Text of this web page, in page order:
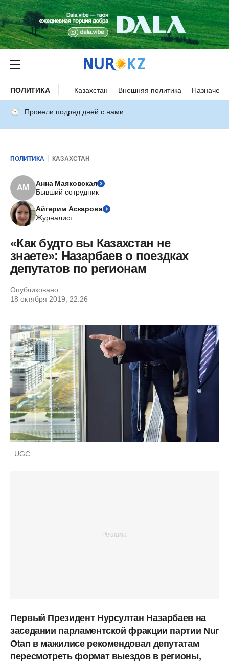
ПОЛИТИКА Казахстан Внешняя политика
Провели подряд дней с нами
ПОЛИТИКА КАЗАХСТАН
АМ
Анна Маяковская
Бывший сотрудник
Айгерим Аскарова
Журналист
«Как будто вы Казахстан не
знаете»: Назарбаев о поездках
депутатов по регионам
Опубликовано:
18 октября 2019, 22:26
: UGC
Первый Президент Нурсултан Назарбаев на
заседании парламентской фракции партии Nur
Otan в мажилисе рекомендовал депутатам
пересмотреть формат выездов в регионы,